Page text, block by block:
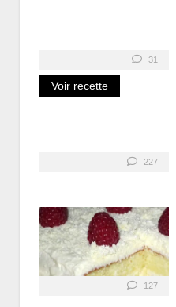
31
Voir recette
227
127